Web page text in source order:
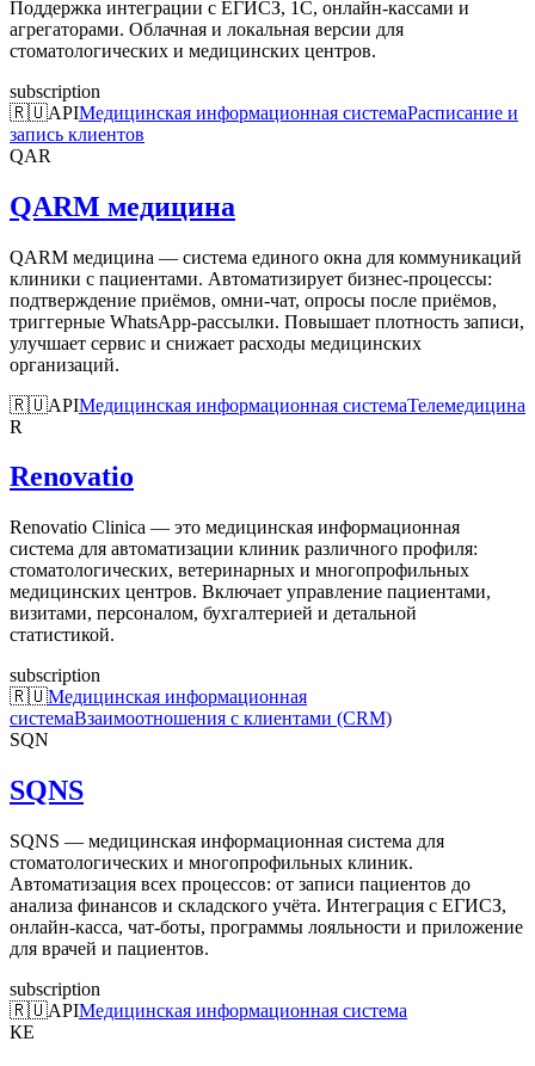
Поддержка интеграции с ЕГИСЗ, 1С, онлайн-кассами и
агрегаторами. Облачная и локальная версии для
стоматологических и медицинских центров.
subscription
🇷🇺APIМедицинская информационная системаРасписание и
запись клиентов
QAR
QARM медицина
QARM медицина — система единого окна для коммуникаций
клиники с пациентами. Автоматизирует бизнес-процессы:
подтверждение приёмов, омни-чат, опросы после приёмов,
триггерные WhatsApp-рассылки. Повышает плотность записи,
улучшает сервис и снижает расходы медицинских
организаций.
🇷🇺APIМедицинская информационная системаТелемедицина
R
Renovatio
Renovatio Clinica — это медицинская информационная
система для автоматизации клиник различного профиля:
стоматологических, ветеринарных и многопрофильных
медицинских центров. Включает управление пациентами,
визитами, персоналом, бухгалтерией и детальной
статистикой.
subscription
🇷🇺Медицинская информационная
системаВзаимоотношения с клиентами (CRM)
SQN
SQNS
SQNS — медицинская информационная система для
стоматологических и многопрофильных клиник.
Автоматизация всех процессов: от записи пациентов до
анализа финансов и складского учёта. Интеграция с ЕГИСЗ,
онлайн-касса, чат-боты, программы лояльности и приложение
для врачей и пациентов.
subscription
🇷🇺APIМедицинская информационная система
КE